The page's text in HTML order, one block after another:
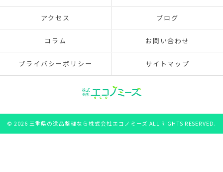
アクセス ブログ
コラム お問い合わせ
プライバシーポリシー サイトマップ
© 2026 三重県の遺品整理なら株式会社エコノミーズ ALL RIGHTS RESERVED.